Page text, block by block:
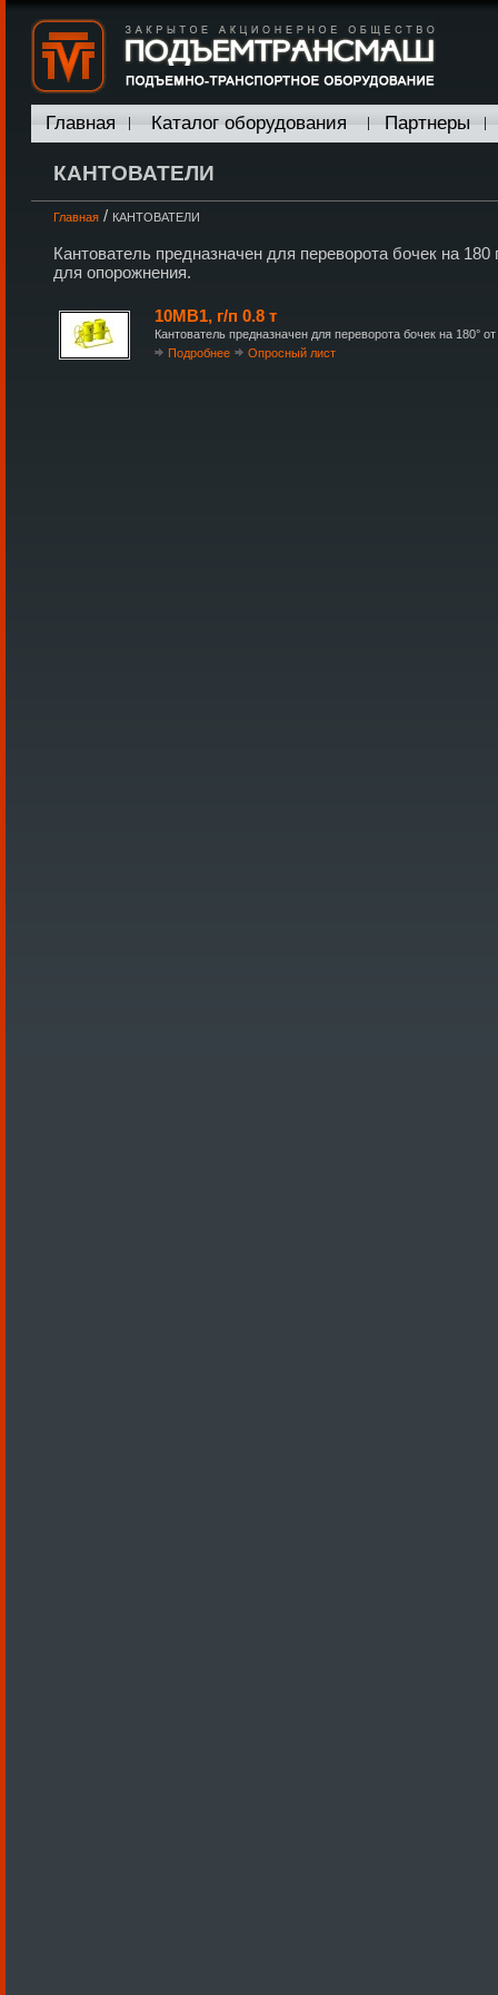
Главная Каталог оборудования Партнеры
КАНТОВАТЕЛИ
Главная / КАНТОВАТЕЛИ
Кантователь предназначен для переворота бочек на 180
для опорожнения.
10МВ1, г/п 0.8 т
Кантователь предназначен для переворота бочек на 180°
Подробнее
Опросный лист